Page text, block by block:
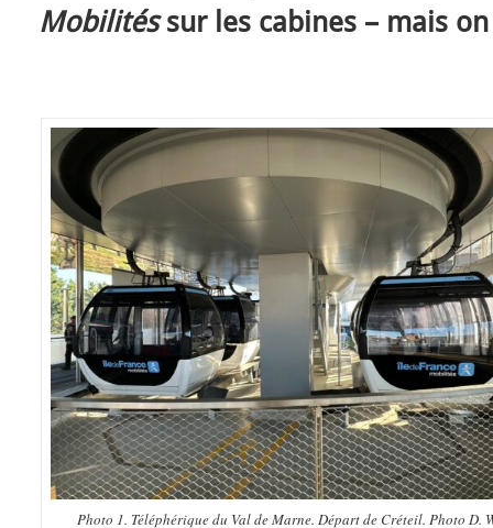
Mobilitéssur les cabines – mais
Photo 1. Téléphérique du Val de Marne. Départ de Créteil. Photo D.